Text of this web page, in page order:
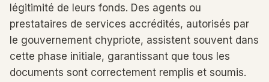
légitimité de leurs fonds. Des agents ou
prestataires de services accrédités, autorisés par
le gouvernement chypriote, assistent souvent dans
cette phase initiale, garantissant que tous les
documents sont correctement remplis et soumis.